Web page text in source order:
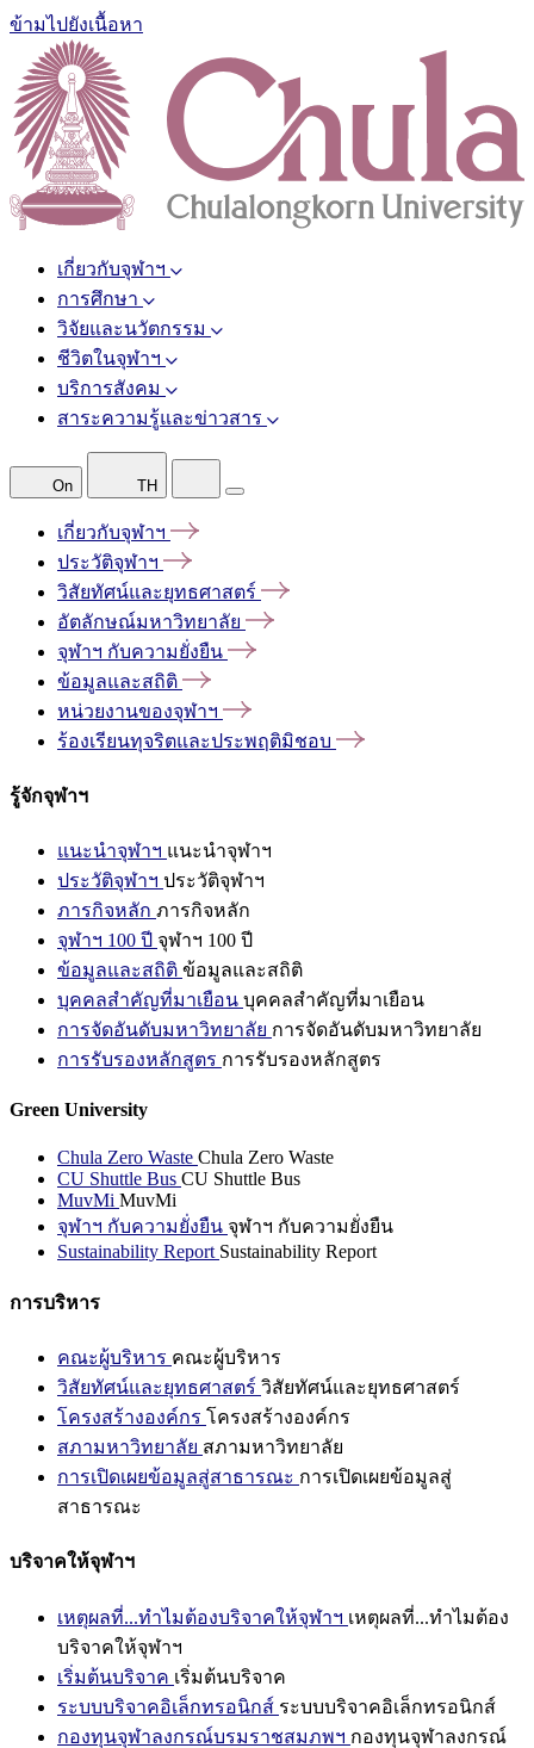
ข้ามไปยังเนื้อหา
เกี่ยวกับจุฬาฯ
การศึกษา
วิจัยและนวัตกรรม
ชีวิตในจุฬาฯ
บริการสังคม
สาระความรู้และข่าวสาร
On TH
เกี่ยวกับจุฬาฯ
ประวัติจุฬาฯ
วิสัยทัศน์และยุทธศาสตร์
อัตลักษณ์มหาวิทยาลัย
จุฬาฯ กับความยั่งยืน
ข้อมูลและสถิติ
หน่วยงานของจุฬาฯ
ร้องเรียนทุจริตและประพฤติมิชอบ
รู้จักจุฬาฯ
แนะนำจุฬาฯ แนะนำจุฬาฯ
ประวัติจุฬาฯ ประวัติจุฬาฯ
ภารกิจหลัก ภารกิจหลัก
จุฬาฯ 100 ปี จุฬาฯ 100 ปี
ข้อมูลและสถิติ ข้อมูลและสถิติ
บุคคลสำคัญที่มาเยือน บุคคลสำคัญที่มาเยือน
การจัดอันดับมหาวิทยาลัย การจัดอันดับมหาวิทยาลัย
การรับรองหลักสูตร การรับรองหลักสูตร
Green University
Chula Zero Waste Chula Zero Waste
CU Shuttle Bus CU Shuttle Bus
MuvMi MuvMi
จุฬาฯ กับความยั่งยืน จุฬาฯ กับความยั่งยืน
Sustainability Report Sustainability Report
การบริหาร
คณะผู้บริหาร คณะผู้บริหาร
วิสัยทัศน์และยุทธศาสตร์ วิสัยทัศน์และยุทธศาสตร์
โครงสร้างองค์กร โครงสร้างองค์กร
สภามหาวิทยาลัย สภามหาวิทยาลัย
การเปิดเผยข้อมูลสู่สาธารณะ การเปิดเผยข้อมูลสู่
สาธารณะ
บริจาคให้จุฬาฯ
เหตุผลที่...ทำไมต้องบริจาคให้จุฬาฯ เหตุผลที่...ทำไมต้อง
บริจาคให้จุฬาฯ
เริ่มต้นบริจาค เริ่มต้นบริจาค
ระบบบริจาคอิเล็กทรอนิกส์ ระบบบริจาคอิเล็กทรอนิกส์
กองทุนจุฬาลงกรณ์บรมราชสมภพฯ กองทุนจุฬาลงกรณ์